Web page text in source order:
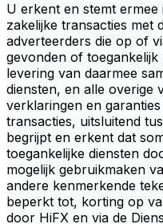
U erkent en stemt
zakelijke transacties met
adverteerders die op of
gevonden of
levering van daarmee
diensten, en alle overige
verklaringen en
transacties, uitsluitend
begrijpt en erkent dat
toegankelijke diensten
mogelijk gebruikmaken
andere kenmerkende
beperkt tot, korting op
door HiFX en via de